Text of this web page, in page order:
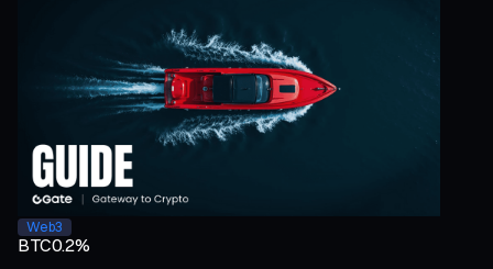
Web3
BTC0.2%